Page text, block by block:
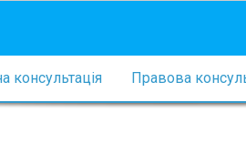
консультація Правова